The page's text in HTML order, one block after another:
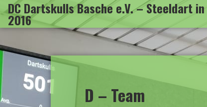
Zum
Inhalt
springen
DC Dartskulls Basche e.V. – Steeldart
2016
D – Team